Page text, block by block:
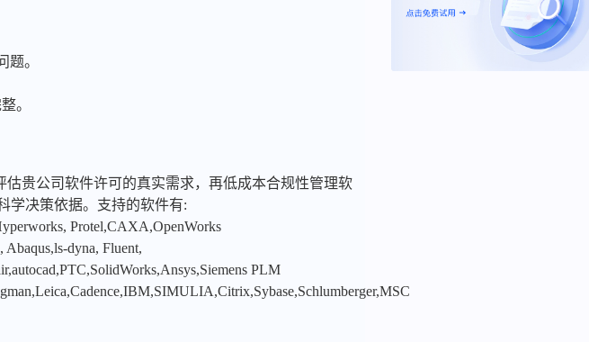
。
。
估贵公司软件许可的真实需求，再低成本合规性管理软
学决策依据。支持的软件有:
Protel,CAXA,OpenWorks
dyna, Fluent,
PLM